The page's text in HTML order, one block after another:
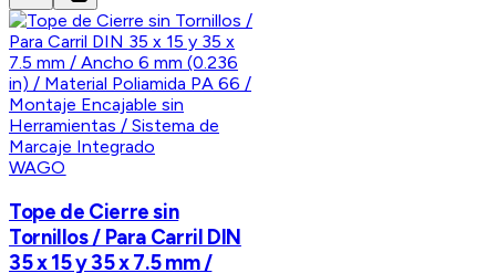
WAGO
Tope de Cierre sin
Tornillos / Para Carril DIN
35 x 15 y 35 x 7.5 mm /